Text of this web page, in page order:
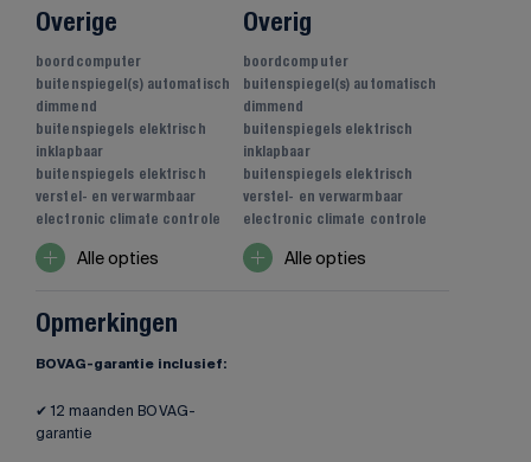
Overige
boordcomputer
buitenspiegel(s) automatisch
dimmend
buitenspiegels elektrisch
inklapbaar
buitenspiegels elektrisch
verstel- en verwarmbaar
electronic climate controle
Alle opties
Overig
boordcomputer
buitenspiegel(s) automatisch
dimmend
buitenspiegels elektrisch
inklapbaar
buitenspiegels elektrisch
verstel- en verwarmbaar
electronic climate controle
Alle opties
Opmerkingen
BOVAG-garantie inclusief:
✔ 12 maanden BOVAG-
garantie